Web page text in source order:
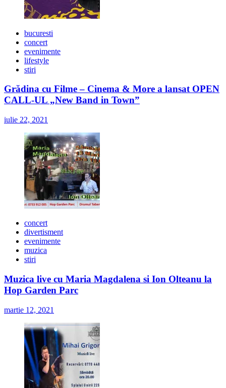
bucuresti
concert
evenimente
lifestyle
stiri
Grădina cu Filme – Cinema & More a lansat OPEN
CALL-UL „New Band in Town”
iulie 22, 2021
concert
divertisment
evenimente
muzica
stiri
Muzica live cu Maria Magdalena si Ion Olteanu la
Hop Garden Parc
martie 12, 2021